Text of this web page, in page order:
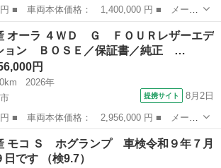
： デイズ ■ グレード名： Ｘ 日産純正
ゲーション フルセグＴＶ アラウンドビュー
イズ
オーラ ４ＷＤ Ｇ ＦＯＵＲレザーエデ
ョン ＢＯＳＥ／保証書／純正 …
円
2026年
提携サイト 8月2日
名： オーラ ■ グレード名： ４ＷＤ Ｇ
ション ＢＯＳＥ／保証書／純正 ９インチ
日産
モコ Ｓ ホグランプ 車検令和９年７月
日です （検9.7）